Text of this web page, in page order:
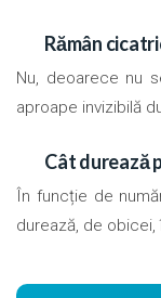
Rămân
Nu, deoarece nu
aproape invizibilă
Cât durează
În funcție de
durează, de